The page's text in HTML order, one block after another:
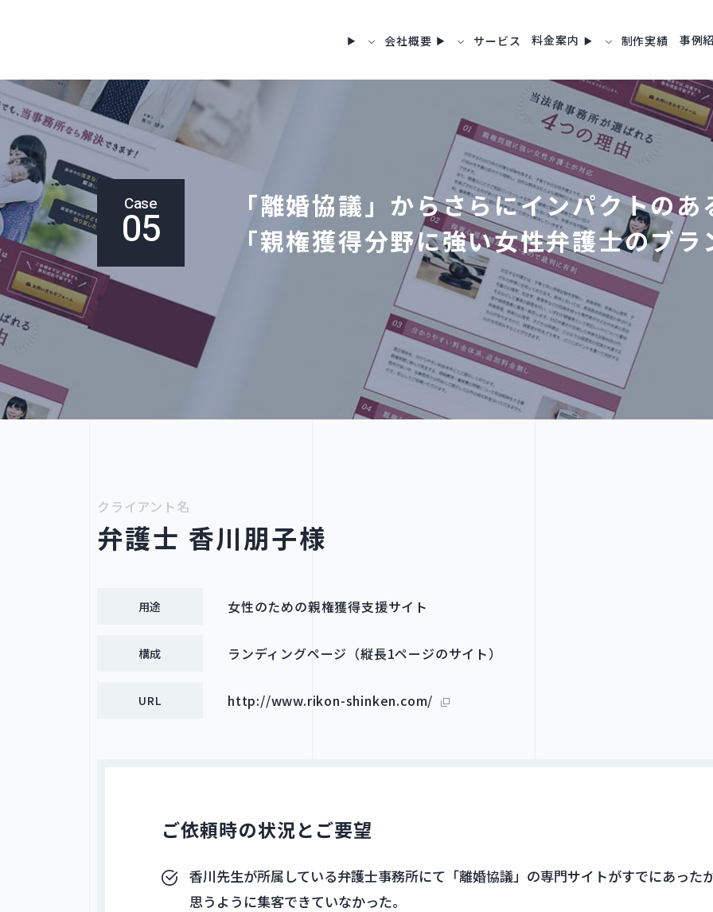
会社概要 サービス 料金案内 制作実績 事例
Case
05
「離婚協議」からさらにインパクトの
「親権獲得分野に強い女性弁護士のブ
クライアント名
弁護士 香川朋子様
用途 女性のための親権獲得支援サイト
構成 ランディングページ（縦長1ページのサイト）
URL http://www.rikon-shinken.com/
ご依頼時の状況とご要望
香川先生が所属している弁護士事務所にて「離婚協議」の専門サイトがすでにあった
思うように集客できていなかった。